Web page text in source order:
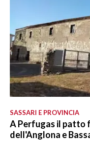
SASSARI E PROVINCIA
A Perfugas il patto
dell'Anglona e